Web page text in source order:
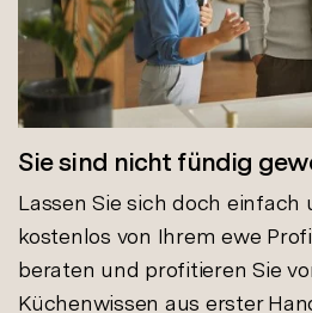
Sie sind nicht fündig
Lassen Sie sich doch einfach
kostenlos von Ihrem ewe
beraten und profitieren Sie
Küchenwissen aus erster